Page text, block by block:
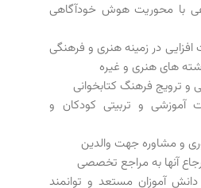
با محوریت هوش خودآگاهی
افزایی در زمینه هنری و فرهنگی
های هنری و غیره
و ترویج فرهنگ کتابخوانی
و تربیتی کودکان و
و مشاوره جهت والدین
آنها به مراجع تخصصی
آموزان مستعد و توانمند